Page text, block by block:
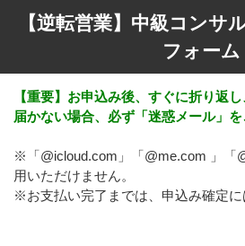
【逆転営業】中級コンサ
フォーム
【重要】お申込み後、すぐに折り返
届かない場合、必ず「迷惑メール」を
※「@icloud.com」「@me.com 」「
用いただけません。
※お支払い完了までは、申込み確定に